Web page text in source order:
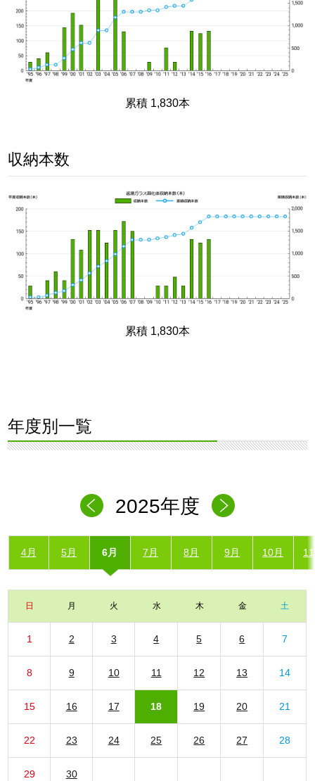
累積 1,830本
収納本数
累積 1,830本
年度別一覧
2025年度
4月 5月 6月 7月 8月 9月 10月
日 月 火 水 木 金 土
1 2 3 4 5 6 7
8 9 10 11 12 13 14
15 16 17 18 19 20 21
22 23 24 25 26 27 28
29 30